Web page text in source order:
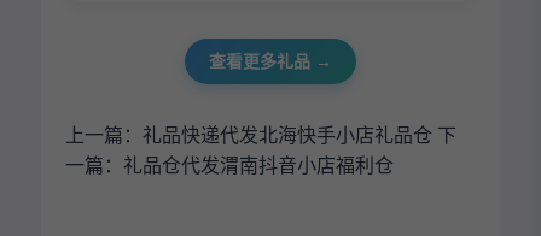
查看更多礼品 →
上一篇： 礼品快递代发北海快手小店礼品仓 下
一篇： 礼品仓代发渭南抖音小店福利仓